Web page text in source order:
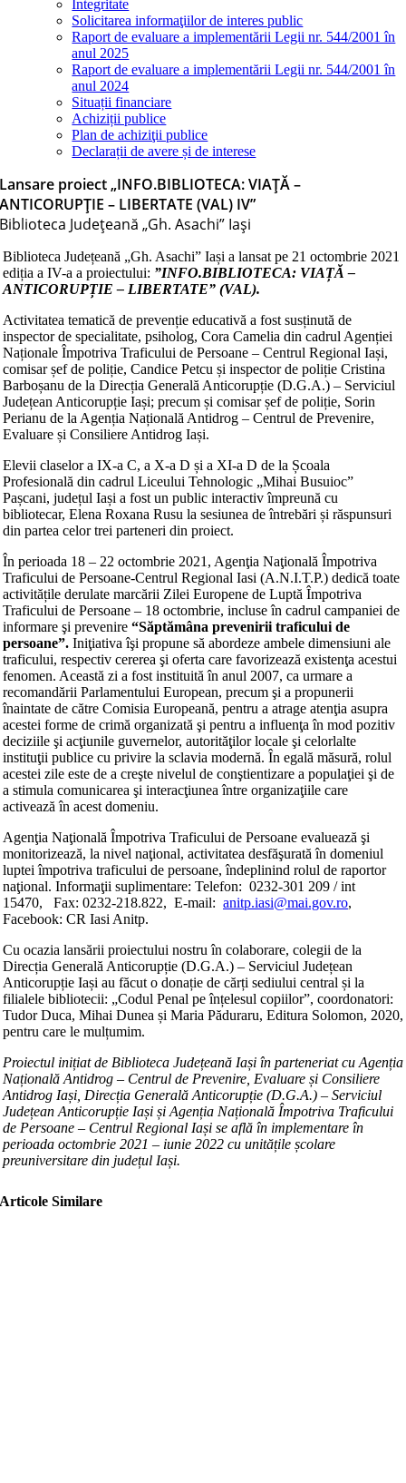
Integritate
Solicitarea informaţiilor de interes public
Raport de evaluare a implementării Legii nr. 544/2001 în
anul 2025
Raport de evaluare a implementării Legii nr. 544/2001 în
anul 2024
Situații financiare
Achiziții publice
Plan de achiziţii publice
Declarații de avere și de interese
Lansare proiect „INFO.BIBLIOTECA: VIAȚĂ –
ANTICORUPȚIE – LIBERTATE (VAL) IV”
Biblioteca Judeţeană „Gh. Asachi” Iaşi
Biblioteca Județeană „Gh. Asachi” Iași a lansat pe 21 octombrie 2021
ediția a IV-a a proiectului: ”INFO.BIBLIOTECA: VIAȚĂ –
ANTICORUPȚIE – LIBERTATE” (VAL).
Activitatea tematică de prevenție educativă a fost susținută de
inspector de specialitate, psiholog, Cora Camelia din cadrul Agenției
Naționale Împotriva Traficului de Persoane – Centrul Regional Iași,
comisar șef de poliție, Candice Petcu și inspector de poliție Cristina
Barboșanu de la Direcția Generală Anticorupție (D.G.A.) – Serviciul
Județean Anticorupție Iași; precum și comisar șef de poliție, Sorin
Perianu de la Agenția Națională Antidrog – Centrul de Prevenire,
Evaluare și Consiliere Antidrog Iași.
Elevii claselor a IX-a C, a X-a D și a XI-a D de la Școala
Profesională din cadrul Liceului Tehnologic „Mihai Busuioc”
Pașcani, județul Iași a fost un public interactiv împreună cu
bibliotecar, Elena Roxana Rusu la sesiunea de întrebări și răspunsuri
din partea celor trei parteneri din proiect.
În perioada 18 – 22 octombrie 2021, Agenţia Naţională Împotriva
Traficului de Persoane-Centrul Regional Iasi (A.N.I.T.P.) dedică toate
activitățile derulate marcării Zilei Europene de Luptă Împotriva
Traficului de Persoane – 18 octombrie, incluse în cadrul campaniei de
informare şi prevenire “Săptămâna prevenirii traficului de
persoane”. Iniţiativa îşi propune să abordeze ambele dimensiuni ale
traficului, respectiv cererea şi oferta care favorizează existenţa acestui
fenomen. Această zi a fost instituită în anul 2007, ca urmare a
recomandării Parlamentului European, precum şi a propunerii
înaintate de către Comisia Europeană, pentru a atrage atenţia asupra
acestei forme de crimă organizată şi pentru a influenţa în mod pozitiv
deciziile şi acţiunile guvernelor, autorităţilor locale şi celorlalte
instituţii publice cu privire la sclavia modernă. În egală măsură, rolul
acestei zile este de a creşte nivelul de conştientizare a populaţiei şi de
a stimula comunicarea şi interacţiunea între organizaţiile care
activează în acest domeniu.
Agenţia Naţională Împotriva Traficului de Persoane evaluează şi
monitorizează, la nivel naţional, activitatea desfăşurată în domeniul
luptei împotriva traficului de persoane, îndeplinind rolul de raportor
naţional. Informaţii suplimentare: Telefon: 0232-301 209 / int
15470, Fax: 0232-218.822, E-mail: anitp.iasi@mai.gov.ro,
Facebook: CR Iasi Anitp.
Cu ocazia lansării proiectului nostru în colaborare, colegii de la
Direcția Generală Anticorupție (D.G.A.) – Serviciul Județean
Anticorupție Iași au făcut o donație de cărți sediului central și la
filialele bibliotecii: „Codul Penal pe înțelesul copiilor”, coordonatori:
Tudor Duca, Mihai Dunea și Maria Păduraru, Editura Solomon, 2020,
pentru care le mulțumim.
Proiectul inițiat de Biblioteca Județeană Iași în parteneriat cu Agenția
Națională Antidrog – Centrul de Prevenire, Evaluare și Consiliere
Antidrog Iași, Direcția Generală Anticorupție (D.G.A.) – Serviciul
Județean Anticorupție Iași și Agenția Națională Împotriva Traficului
de Persoane – Centrul Regional Iași se află în implementare în
perioada octombrie 2021 – iunie 2022 cu unitățile școlare
preuniversitare din județul Iași.
Articole Similare